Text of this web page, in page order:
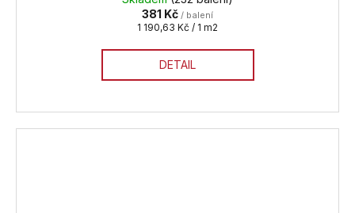
381 Kč / balení
Měrná
1 190,63 Kč / 1 m2
DETAIL